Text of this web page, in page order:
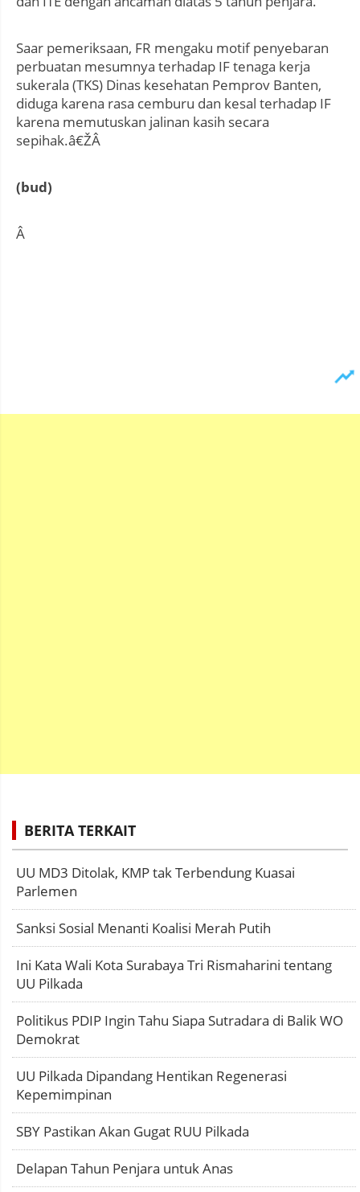
Saar pemeriksaan, FR mengaku motif penyebaran
perbuatan mesumnya terhadap IF tenaga kerja
sukerala (TKS) Dinas kesehatan Pemprov Banten,
diduga karena rasa cemburu dan kesal terhadap IF
karena memutuskan jalinan kasih secara
sepihak.â€ŽÂ
(bud)
Â
BERITA TERKAIT
UU MD3 Ditolak, KMP tak Terbendung Kuasai
Parlemen
Sanksi Sosial Menanti Koalisi Merah Putih
Ini Kata Wali Kota Surabaya Tri Rismaharini tentang
UU Pilkada
Politikus PDIP Ingin Tahu Siapa Sutradara di Balik WO
Demokrat
UU Pilkada Dipandang Hentikan Regenerasi
Kepemimpinan
SBY Pastikan Akan Gugat RUU Pilkada
Delapan Tahun Penjara untuk Anas